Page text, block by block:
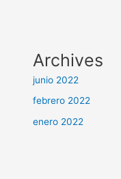
Archives
junio 2022
febrero 2022
enero 2022